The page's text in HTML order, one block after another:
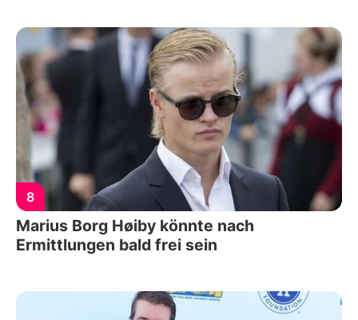
8
Marius Borg Høiby könnte nach
Ermittlungen bald frei sein